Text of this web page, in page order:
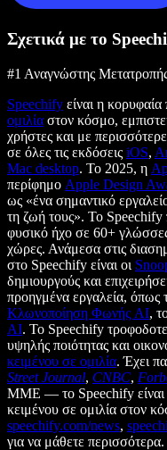
Σχετικά με το
#1 Αναγνώστης
Speechify είναι η
ομιλία στον κόσμο,
χρήστες και με
σε όλες τις εκδόσεις iOS,
Mac desktop. Το 2025, η
περίφημο Apple Design
ως «ένα σημαντικό
τη ζωή τους». Το
φυσικό ήχο σε 60+
χώρες. Ανάμεσα στις
στο Speechify είναι οι
δημιουργούς και
προηγμένα εργαλεία, όπως
Κλωνοποίηση Φωνής AI,
AI. Το Speechify
υψηλής ποιότητας και
κειμένου σε ομιλία. Έχει
Street Journal, CNBC,
ΜΜΕ — το Speechify είναι
κειμένου σε ομιλία στον
speechify.com/news,
για να μάθετε περισσότερα.